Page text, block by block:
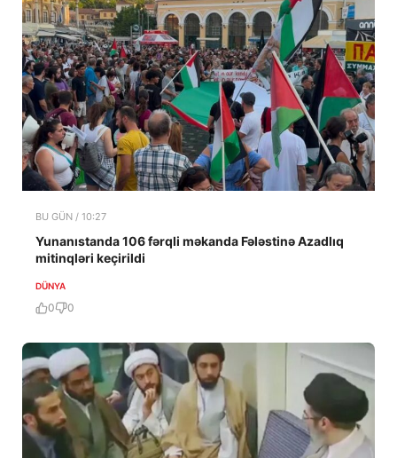
BU GÜN / 10:27
Yunanıstanda 106 fərqli məkanda Fələstinə Azadlıq
mitinqləri keçirildi
DÜNYA
0 0